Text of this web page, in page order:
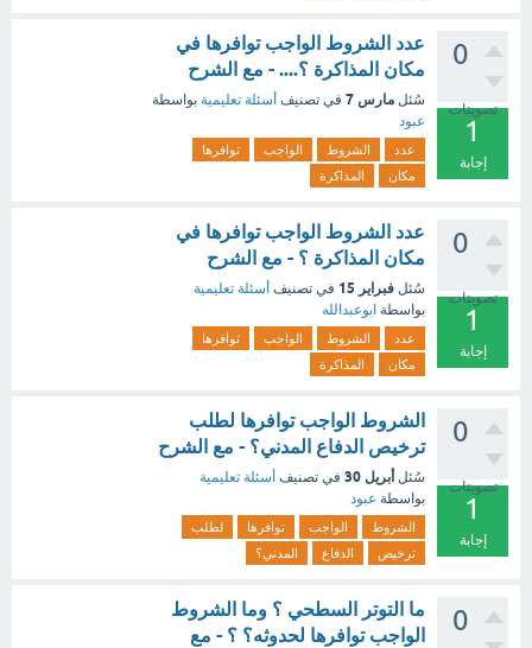
0
تصويتات
1
إجابة
عدد الشروط الواجب توافرها في
مكان المذاكرة ؟.... - مع الشرح
سُئل مارس 7 في تصنيف أسئلة تعليمية بواسطة
عبود
عدد الشروط الواجب
توافرها
مكان
المذاكرة
0
تصويتات
1
إجابة
عدد الشروط الواجب توافرها في
مكان المذاكرة ؟ - مع الشرح
سُئل فبراير 15 في تصنيف أسئلة تعليمية
بواسطة ابوعبدالله
عدد الشروط الواجب
توافرها
مكان
المذاكرة
0
تصويتات
1
إجابة
الشروط الواجب توافرها لطلب
ترخيص الدفاع المدني؟ - مع الشرح
سُئل أبريل 30 في تصنيف أسئلة تعليمية
بواسطة عبود
الشروط الواجب توافرها
لطلب
ترخيص
الدفاع المدني؟
0
ما التوتر السطحي ؟ وما الشروط
الواجب توافرها لحدوثه؟ ؟ - مع